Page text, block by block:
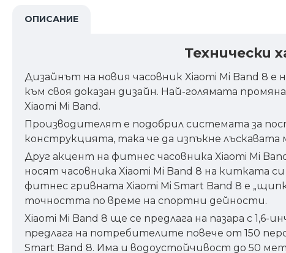
ОПИСАНИЕ
Технически
Дизайнът на новия часовник Xiaomi Mi Band 8
към своя доказан дизайн. Най-голямата
Xiaomi Mi Band.
Производителят е подобрил системата за
конструкцията, така че да изпъкне лъскавата
Друг акцент на фитнес часовника Xiaomi Mi
носят часовника Xiaomi Mi Band 8 на китката
фитнес гривната Xiaomi Mi Smart Band 8 е
точността по време на спортни дейности.
Xiaomi Mi Band 8 ще се предлага на пазара с
предлага на потребителите повече от 150
Smart Band 8. Има и водоустойчивост до 50